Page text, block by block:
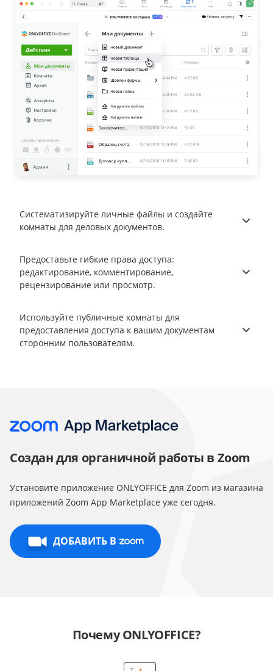
Систематизируйте личные файлы и создайте
комнаты для деловых документов.
Предоставьте гибкие права доступа:
редактирование, комментирование,
рецензирование или просмотр.
Используйте публичные комнаты для
предоставления доступа к вашим документам
сторонним пользователям.
Создан для органичной работы в Zoom
Установите приложение ONLYOFFICE для Zoom из магазина
приложений Zoom App Marketplace уже сегодня.
ДОБАВИТЬ В
Почему ONLYOFFICE?